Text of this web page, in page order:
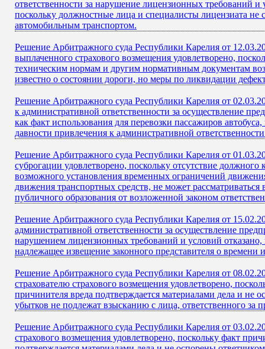
ответственности за нарушение лицензионных требований
поскольку должностные лица и специалисты лицензиата
автомобильным транспортом.
Решение Арбитражного суда Республики Карелия от
выплаченного страхового возмещения удовлетворено,
техническим нормам и другим нормативным документам
известно о состоянии дороги, но меры по ликвидации
Решение Арбитражного суда Республики Карелия от
к административной ответственности за осуществление
как факт использования для перевозки пассажиров
давности привлечения к административной
Решение Арбитражного суда Республики Карелия от
суброгации удовлетворено, поскольку отсутствие
возможного установления временных ограничений
движения транспортных средств, не может
публичного образования от возложенной законом
Решение Арбитражного суда Республики Карелия от
административной ответственности за осуществление
нарушением лицензионных требований и условий
надлежащее извещение законного представителя о
Решение Арбитражного суда Республики Карелия от
страхователю страхового возмещения удовлетворено,
причинителя вреда подтверждается материалами дела и не
убытков не подлежат взысканию с лица, ответственного за
Решение Арбитражного суда Республики Карелия от
страхового возмещения удовлетворено, поскольку факт